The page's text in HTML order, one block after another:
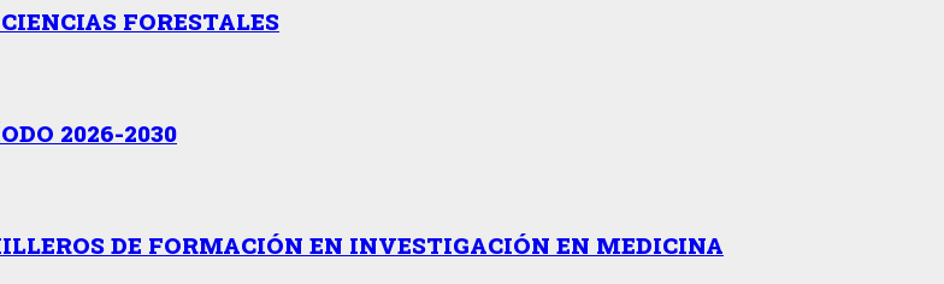
FORESTALES
2026-2030
DE FORMACIÓN EN INVESTIGACIÓN EN MEDICINA